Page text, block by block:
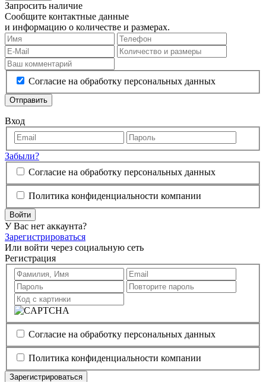
Запросить наличие
Сообщите контактные данные
и информацию о количестве и размерах.
Согласие на обработку персональных данных
Отправить
Вход
Забыли?
Согласие на обработку персональных данных
Политика конфиденциальности компании
Войти
У Вас нет аккаунта?
Зарегистрироваться
Или войти через социальную сеть
Регистрация
Согласие на обработку персональных данных
Политика конфиденциальности компании
Зарегистрироваться